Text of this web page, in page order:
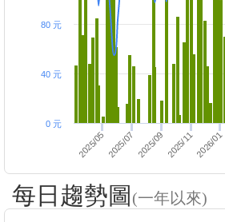
2025/052025/07 2025/092025/112026/01
0 元
40 元
80 元
每日趨勢圖 (一年以來)